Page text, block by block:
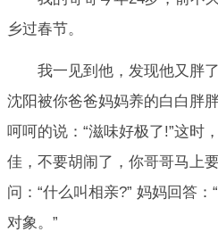
乡过春节。
我一见到他，发现他又胖
沈阳被你爸爸妈妈养的白白胖
呵呵的说：“滋味好极了!”这时
佳，不要胡闹了，你哥哥马上
问：“什么叫相亲?” 妈妈回答
对象。”